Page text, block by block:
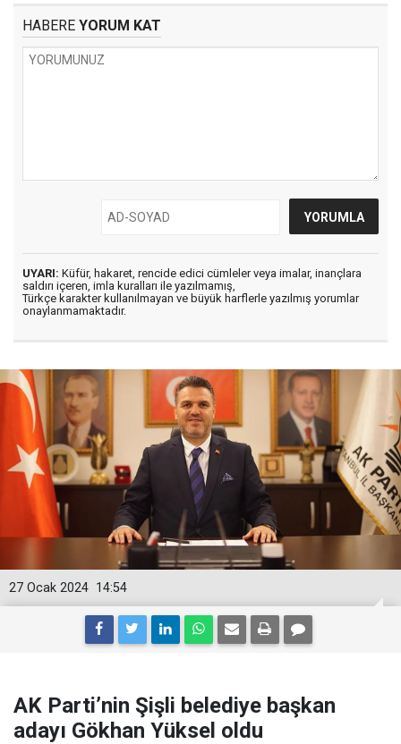
HABERE YORUM KAT
UYARI: Küfür, hakaret, rencide edici cümleler veya imalar, inançlara
saldırı içeren, imla kuralları ile yazılmamış,
Türkçe karakter kullanılmayan ve büyük harflerle yazılmış yorumlar
onaylanmamaktadır.
14:54
27 Ocak 2024
AK Parti’nin Şişli belediye başkan
adayı Gökhan Yüksel oldu